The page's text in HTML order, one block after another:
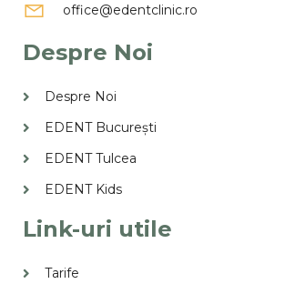
office@edentclinic.ro
Despre Noi
Despre Noi
EDENT București
EDENT Tulcea
EDENT Kids
Link-uri utile
Tarife